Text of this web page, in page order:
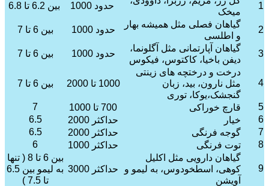
1
میخک
حدود 1000 بین 6.2 تا 6.8
2
گیاهان فصلی مثل همیشه بهار
و اطلسی
حدود 1000 بین 6 تا 7
3
گیاهان آپارتمانی مثل آگلونما،
دیفن باخیا، کاکتوس، فیکوس
حدود 1000 بین 6 تا 7
4
درخت و درختچه های زینتی
مثل نارون، بید، زبان
گنجشک،یوکا، توری
1000 تا 2000 بین 6 تا 7
5 قارچ خوراکی 700 تا 1000
7
6
خیار حداکثر 2000
6.5
7
گوجه فرنگی حداکثر 2000
6.5
8
توت فرنگی حداکثر 1000 6
9
گیاهان دارویی مثل اکلیل
کوهی، اسطخودوس، به لیمو و
آویشن
حداکثر 3000
بین 6 تا 8 ( تنها
به لیمو بین 6.5
تا 7.5 )